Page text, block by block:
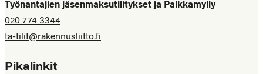
Työnantajien jäsenmaksutilitykset ja Palkkamylly
020 774 3344
ta-tilit@rakennusliitto.fi
Pikalinkit